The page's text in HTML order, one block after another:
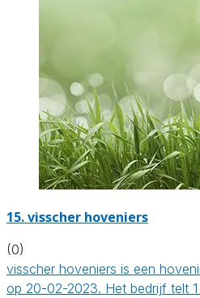
15.visscher hoveniers
(0)
visscher hoveniers is een
op 20-02-2023. Het bedrijf telt